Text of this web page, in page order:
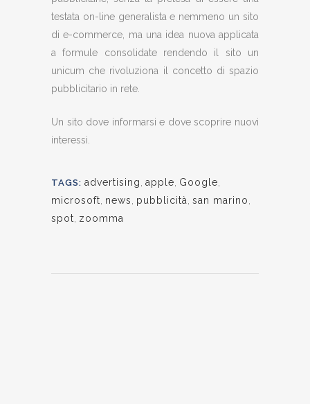
testata on-line generalista e nemmeno un sito
di e-commerce, ma una idea nuova applicata
a formule consolidate rendendo il sito un
unicum che rivoluziona il concetto di spazio
pubblicitario in rete.
Un sito dove informarsi e dove scoprire nuovi
interessi.
TAGS: advertising apple Google
microsoft news pubblicità san marino
spot zoomma